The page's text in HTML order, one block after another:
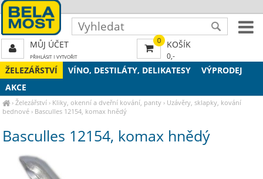
ŽELEZÁŘSTVÍ VÍNO, DESTILÁTY, DELIKATESY
VÝPRODEJ
AKCE
›Železářství › Kliky, okenní a dveřní kování, panty › Uzávěry, sklapky, kování
bednové › Basculles 12154, komax hnědý
Basculles 12154, komax hnědý
0 KOŠÍK
0,-
MŮJ ÚČET
PŘIHLÁSIT| VYTVOŘIT